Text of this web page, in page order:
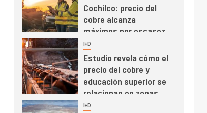
Cochilco: precio del
cobre alcanza
máximos por escasez
de concentrados
5 I+D
Estudio revela cómo el
precio del cobre y
educación superior se
relacionan en zonas
mineras
6 I+D